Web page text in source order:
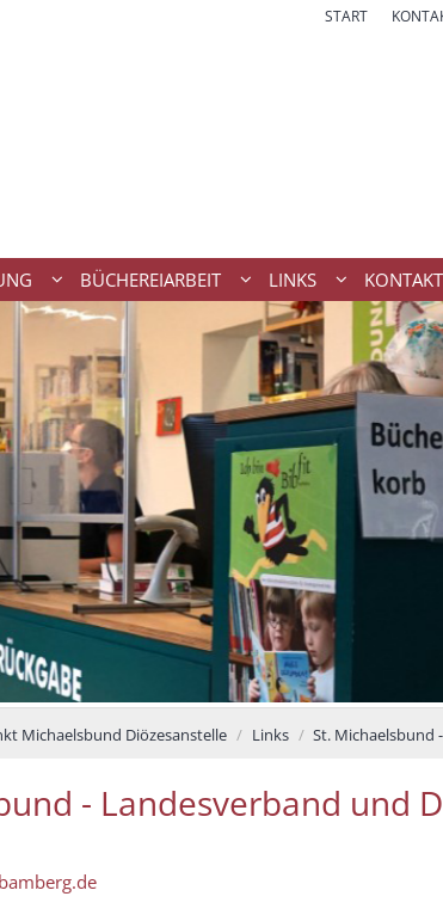
START
BÜCHEREIARBEIT LINKS KONTAKT
Michaelsbund Diözesanstelle Links St. Michaelsbund
- Landesverband und